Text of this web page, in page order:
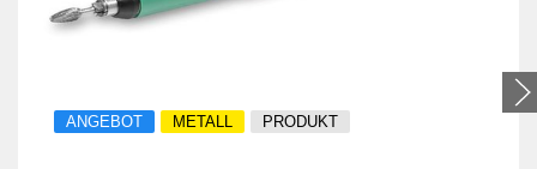
ANGEBOT METALL PRODUKT